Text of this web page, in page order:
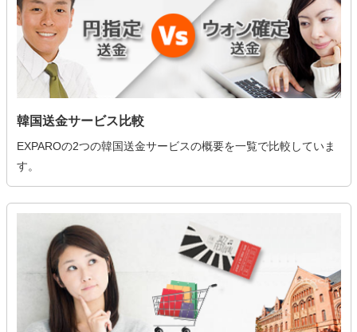
韓国送金サービス比較
EXPAROの2つの韓国送金サービスの概要を一覧で比較していま
す。